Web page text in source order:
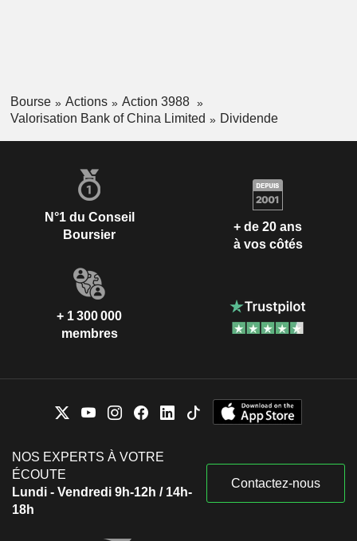
Bourse Actions
Action 3988
Valorisation Bank of China Limited
Dividende
N°1 du Conseil
Boursier
+ de 20 ans
à vos côtés
+ 1 300 000
membres
NOS EXPERTS À VOTRE
ÉCOUTE
Lundi - Vendredi 9h-12h / 14h-
18h
Contactez-nous